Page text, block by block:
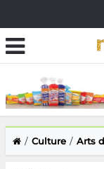
Culture Arts